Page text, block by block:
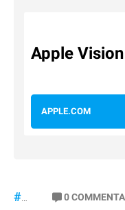
Apple
APPLE.COM
0